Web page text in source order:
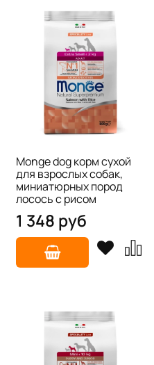
Monge dog корм сухой
для взрослых собак,
миниатюрных пород
лосось с рисом
1 348 руб